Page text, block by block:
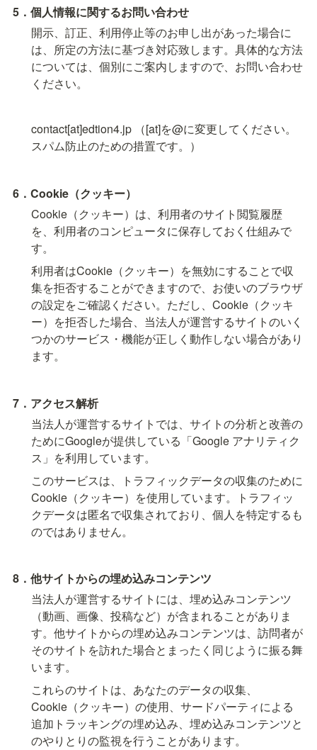
5．個人情報に関するお問い合わせ
開示、訂正、利用停止等のお申し出があった場合に
は、所定の方法に基づき対応致します。具体的な方法
については、個別にご案内しますので、お問い合わせ
ください。
contact[at]edtion4.jp （[at]を@に変更してください。
スパム防止のための措置です。）
6．Cookie（クッキー）
Cookie（クッキー）は、利用者のサイト閲覧履歴
を、利用者のコンピュータに保存しておく仕組みで
す。
利用者はCookie（クッキー）を無効にすることで収
集を拒否することができますので、お使いのブラウザ
の設定をご確認ください。ただし、Cookie（クッキ
ー）を拒否した場合、当法人が運営するサイトのいく
つかのサービス・機能が正しく動作しない場合があり
ます。
7．アクセス解析
当法人が運営するサイトでは、サイトの分析と改善の
ためにGoogleが提供している「Google アナリティク
ス」を利用しています。
このサービスは、トラフィックデータの収集のために
Cookie（クッキー）を使用しています。トラフィッ
クデータは匿名で収集されており、個人を特定するも
のではありません。
8．他サイトからの埋め込みコンテンツ
当法人が運営するサイトには、埋め込みコンテンツ
（動画、画像、投稿など）が含まれることがありま
す。他サイトからの埋め込みコンテンツは、訪問者が
そのサイトを訪れた場合とまったく同じように振る舞
います。
これらのサイトは、あなたのデータの収集、
Cookie（クッキー）の使用、サードパーティによる
追加トラッキングの埋め込み、埋め込みコンテンツと
のやりとりの監視を行うことがあります。